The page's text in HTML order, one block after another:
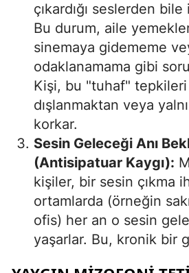
çıkardığı seslerden
Bu durum, aile
sinemaya gidememe
odaklanamama gibi
Kişi, bu "tuhaf"
dışlanmaktan veya
korkar.
Sesin Geleceği Anı
(Antisipatuar Kaygı):
kişiler, bir sesin çıkma
ortamlarda (örneğin
ofis) her an o sesin
yaşarlar. Bu, kronik bir